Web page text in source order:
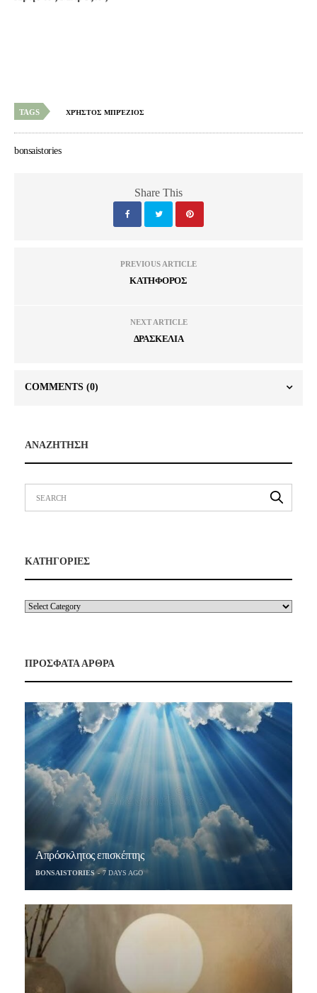
TAGS ΧΡΉΣΤΟΣ ΜΠΡΈΖΙΟΣ
bonsaistories
Share This
PREVIOUS ARTICLE
ΚΑΤΗΦΟΡΟΣ
NEXT ARTICLE
ΔΡΑΣΚΕΛΙΑ
COMMENTS (0)
ΑΝΑΖΗΤΗΣΗ
ΚΑΤΗΓΟΡΙΕΣ
ΠΡΟΣΦΑΤΑ ΑΡΘΡΑ
Απρόσκλητος επισκέπτης
BONSAISTORIES 7 DAYS AGO